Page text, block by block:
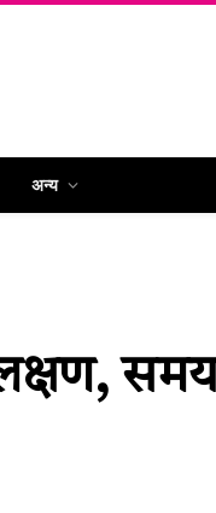
अन्य